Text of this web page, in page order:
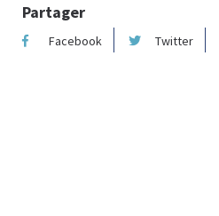
Partager
Facebook Twitter